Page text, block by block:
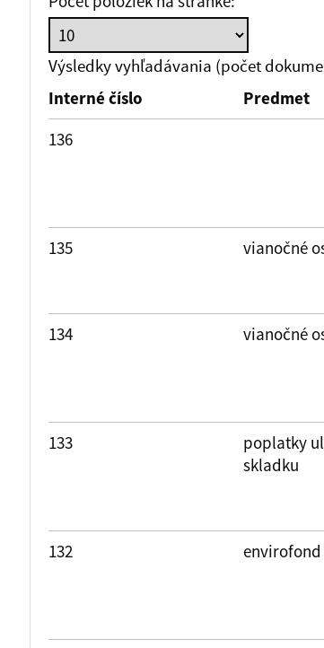
Dátum zverejnenia do:
Výsledky vyhľadávania (počet
Interné číslo
Predmet
136
135 vianočné
134 vianočné
133
poplatky
skladku
132 envirofond